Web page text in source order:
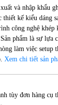
và nhập khẩu
thiết kế kiểu dáng
công nghệ khép
phẩm là sự lựa
làm việc setup
Xem chi tiết sản
tùy đơn hàng cụ